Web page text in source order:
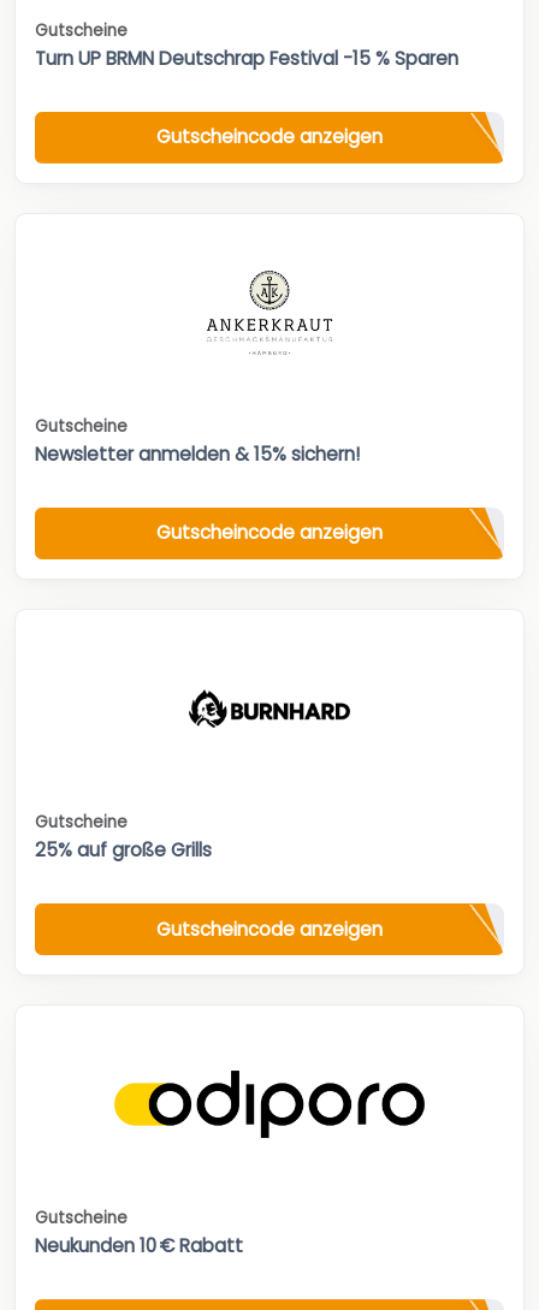
Gutscheine
Turn UP BRMN Deutschrap Festival -15 % Sparen
Gutscheincode anzeigen
Gutscheine
Newsletter anmelden & 15% sichern!
Gutscheincode anzeigen
Gutscheine
25% auf große Grills
Gutscheincode anzeigen
Gutscheine
Neukunden 10 € Rabatt